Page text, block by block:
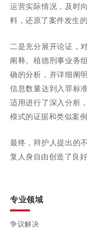
运营实际情况，及时
料，还原了案件发生的
二是充分展开论证，
阐释。植德刑事业务
确的分析，并详细阐
信息数量达到入罪标
适用进行了深入分析
模式的证据和类似案
最终，辩护人提出的
复人身自由创造了良
专业领域
争议解决